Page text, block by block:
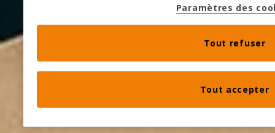
Paramètres des
Tout refuser
Tout accepter